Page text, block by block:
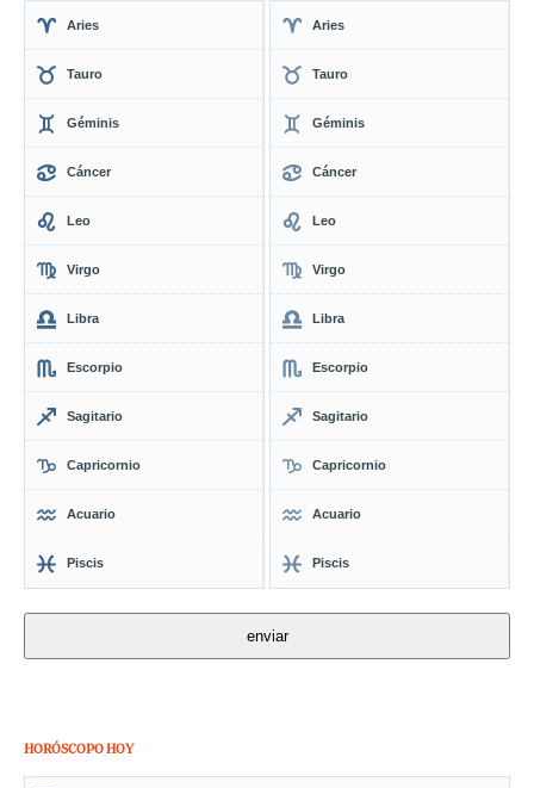
Aries
Tauro
Géminis
Cáncer
Leo
Virgo
Libra
Escorpio
Sagitario
Capricornio
Acuario
Piscis
Aries
Tauro
Géminis
Cáncer
Leo
Virgo
Libra
Escorpio
Sagitario
Capricornio
Acuario
Piscis
HORÓSCOPO HOY